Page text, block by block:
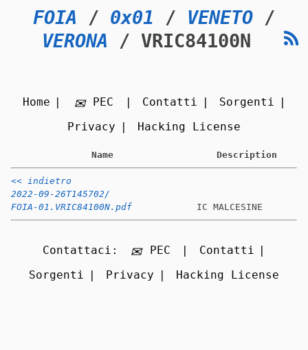
FOIA / 0x01 / VENETO /
VERONA / VRIC84100N
Home PEC Contatti
Sorgenti
Privacy
Hacking License
Name Description
<< indietro
2022-09-26T145702/
FOIA-01.VRIC84100N.pdf
IC MALCESINE
Contattaci: PEC
Contatti
Sorgenti
Privacy Hacking License